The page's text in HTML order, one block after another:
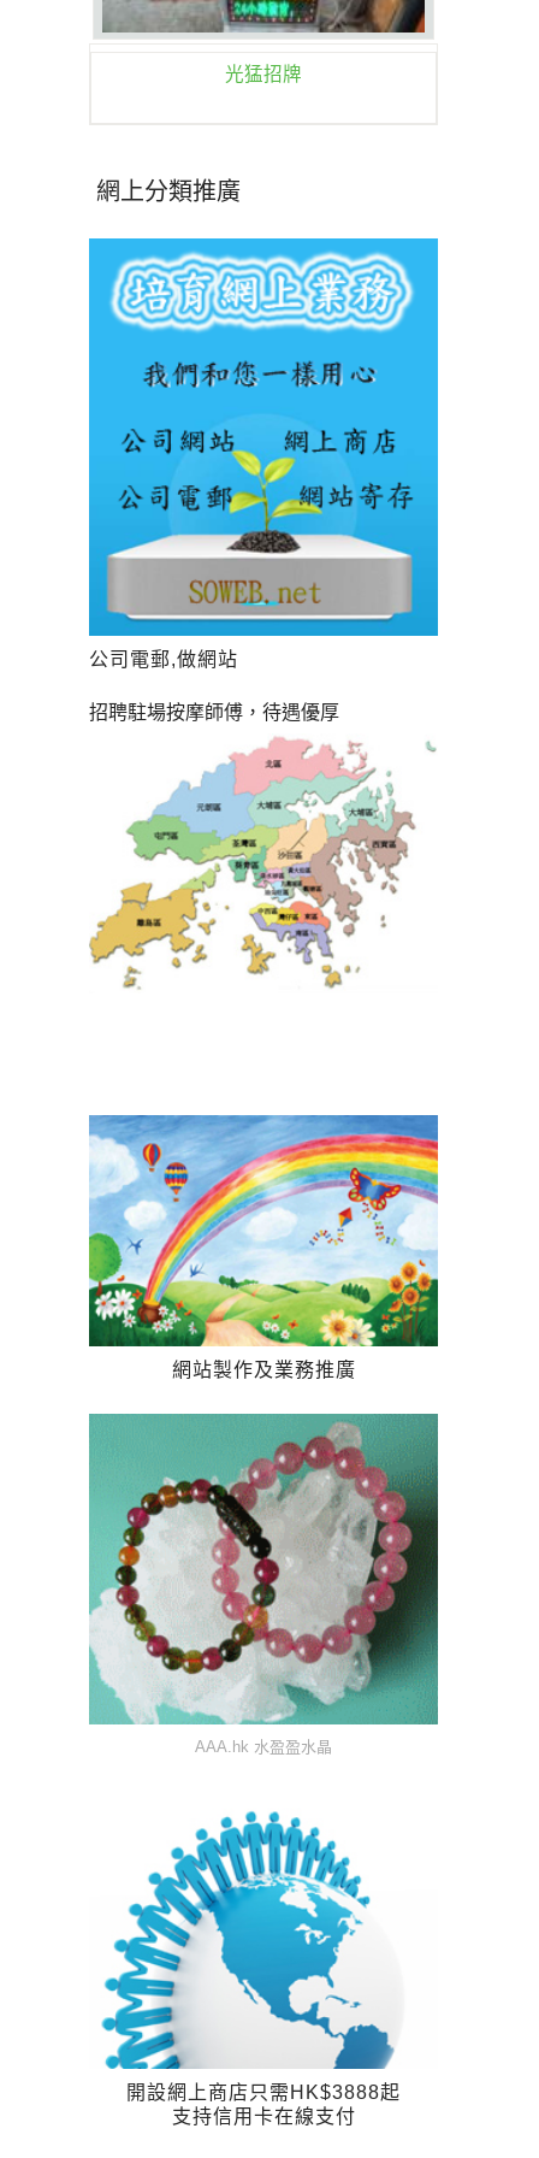
光猛招牌
網上分類推廣
公司電郵,做網站
招聘駐場按摩師傅，待遇優厚
網站製作及業務推廣
AAA.hk 水盈盈水晶
開設網上商店只需HK$3888起
支持信用卡在線支付